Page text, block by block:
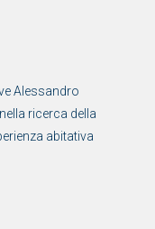
Alessandro
ricerca della
abitativa